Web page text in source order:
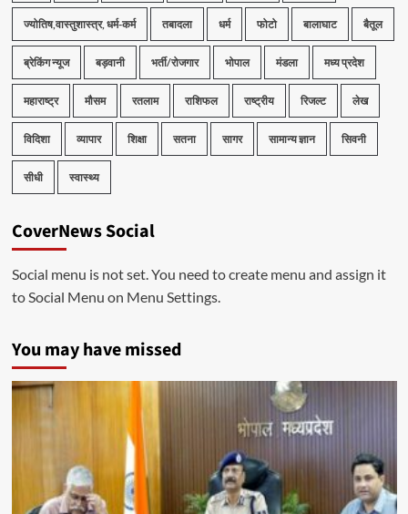
ज्योतिष,वास्तुशास्त्र, धर्म-कर्म तबादला धर्म फोटो बालाघाट बैतूल
ब्रेकिंग न्यूज बड़वानी भर्ती/रोजगार भोपाल मंडला मध्य प्रदेश
महाराष्ट्र मौसम रतलाम राशिफल राष्ट्रीय रिजल्ट लेख
विदिशा व्यापार शिक्षा सतना सागर सामान्य ज्ञान सिवनी
सीधी स्वास्थ्य
CoverNews Social
Social menu is not set. You need to create menu and assign it
to Social Menu on Menu Settings.
You may have missed